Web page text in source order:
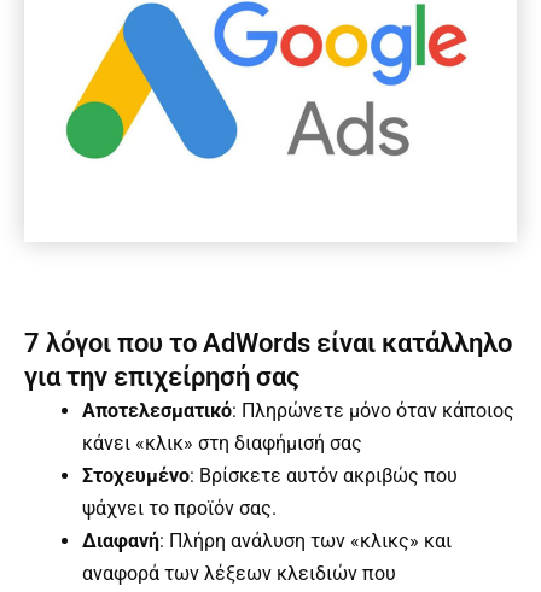
7 λόγοι που το AdWords είναι κατάλληλο
για την επιχείρησή σας
Αποτελεσματικό: Πληρώνετε μόνο όταν κάποιος
κάνει «κλικ» στη διαφήμισή σας
Στοχευμένο: Βρίσκετε αυτόν ακριβώς που
ψάχνει το προϊόν σας.
Διαφανή: Πλήρη ανάλυση των «κλικς» και
αναφορά των λέξεων κλειδιών που